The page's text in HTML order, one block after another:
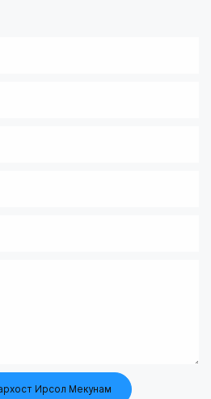
Ирсол Мекунам